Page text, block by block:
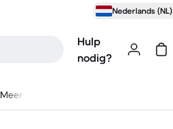
Nederlands (NL)
Hulp
nodig?
Meer